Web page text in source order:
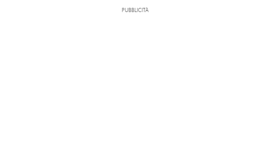
PUBBLICITÀ